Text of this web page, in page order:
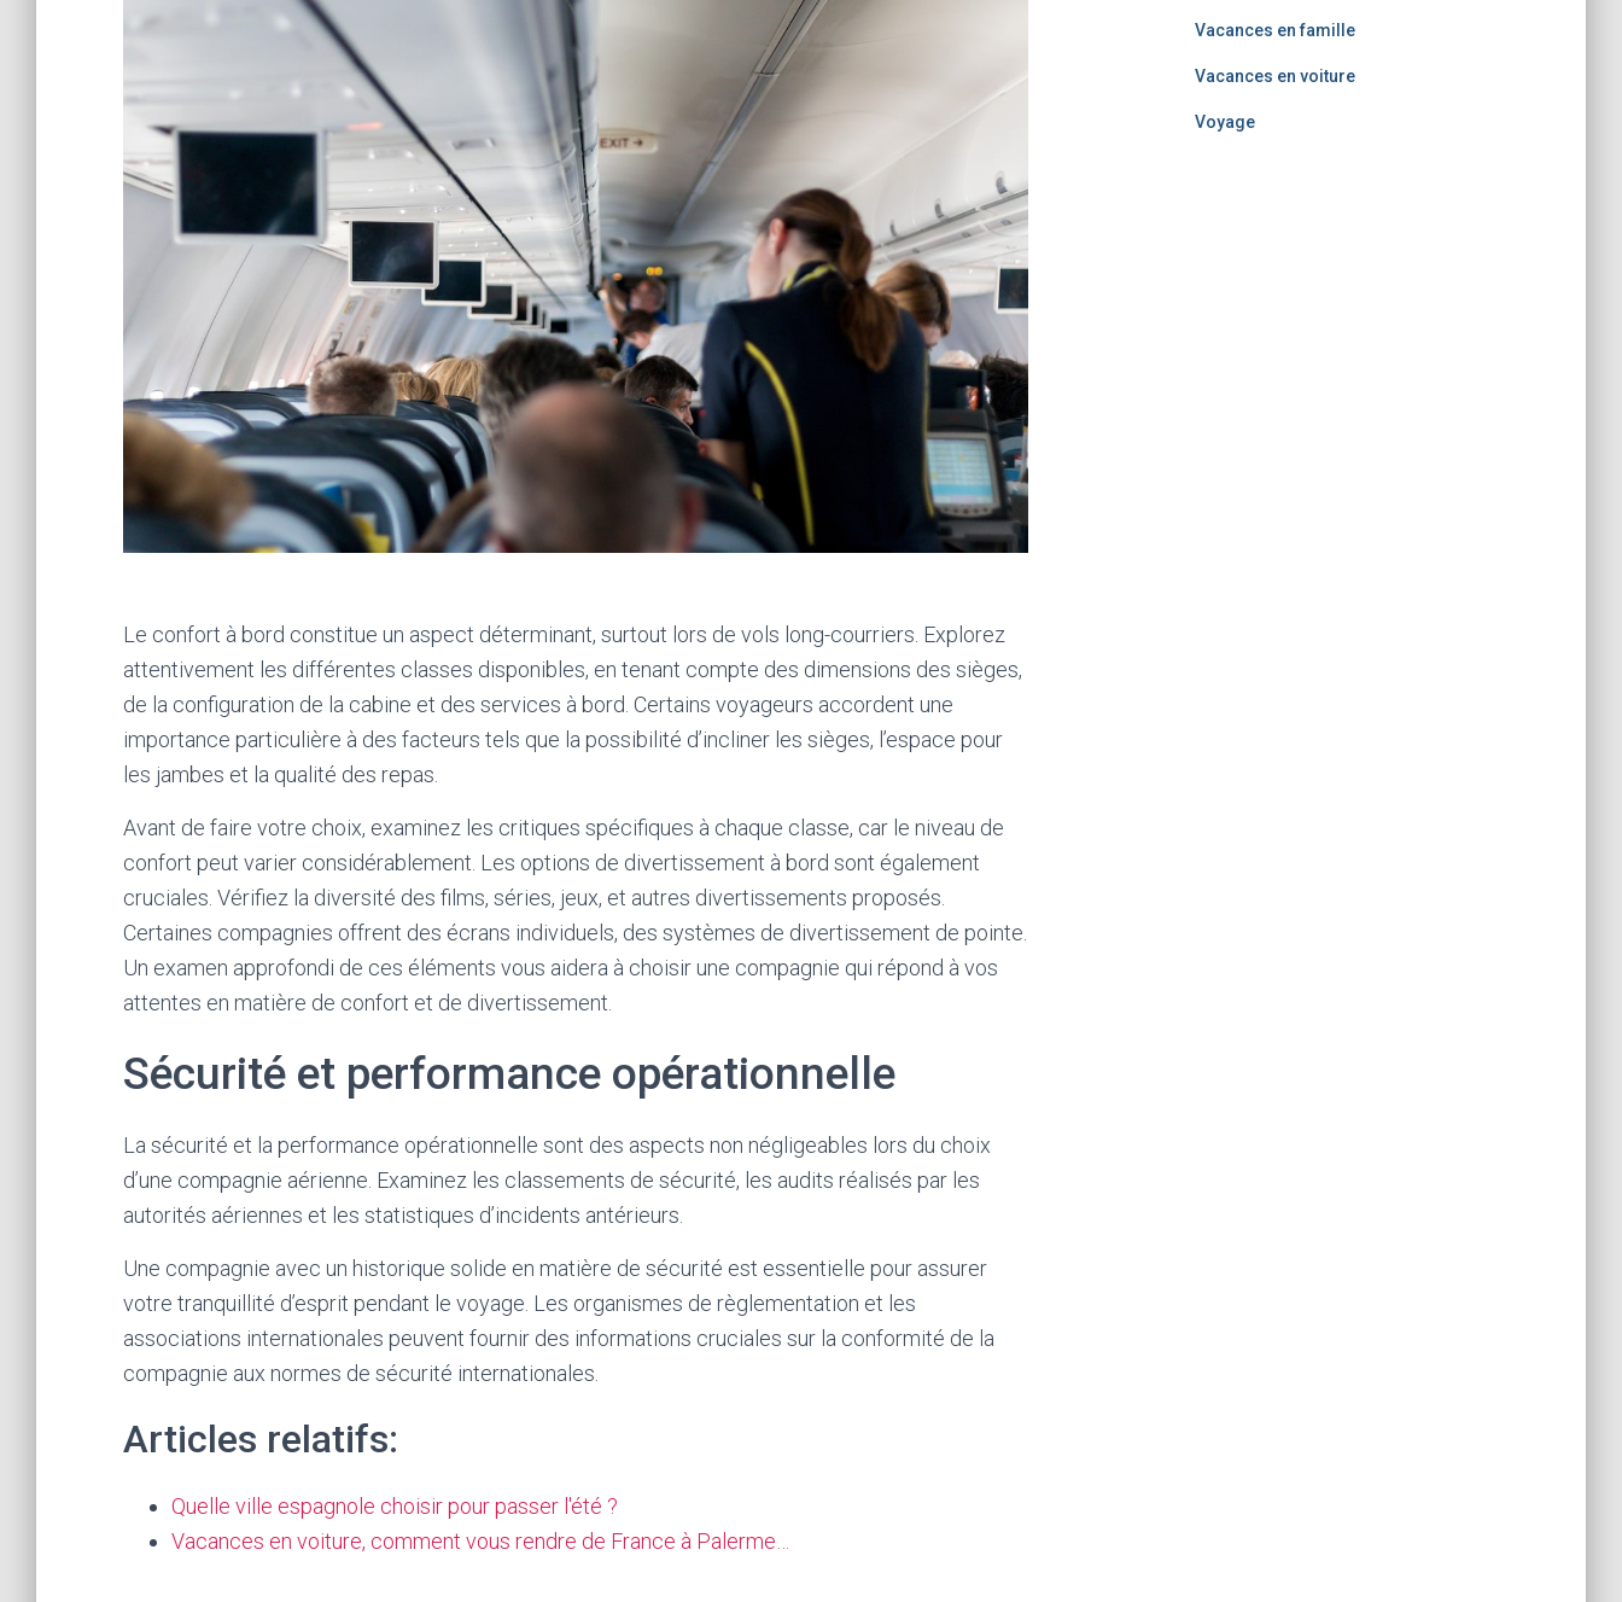
Le confort à bord constitue un aspect déterminant, surtout lors de vols long-courriers. Explorez
attentivement les différentes classes disponibles, en tenant compte des dimensions des sièges,
de la configuration de la cabine et des services à bord. Certains voyageurs accordent une
importance particulière à des facteurs tels que la possibilité d’incliner les sièges, l’espace pour
les jambes et la qualité des repas.
Avant de faire votre choix, examinez les critiques spécifiques à chaque classe, car le niveau de
confort peut varier considérablement. Les options de divertissement à bord sont également
cruciales. Vérifiez la diversité des films, séries, jeux, et autres divertissements proposés.
Certaines compagnies offrent des écrans individuels, des systèmes de divertissement de pointe.
Un examen approfondi de ces éléments vous aidera à choisir une compagnie qui répond à vos
attentes en matière de confort et de divertissement.
Sécurité et performance opérationnelle
La sécurité et la performance opérationnelle sont des aspects non négligeables lors du choix
d’une compagnie aérienne. Examinez les classements de sécurité, les audits réalisés par les
autorités aériennes et les statistiques d’incidents antérieurs.
Une compagnie avec un historique solide en matière de sécurité est essentielle pour assurer
votre tranquillité d’esprit pendant le voyage. Les organismes de règlementation et les
associations internationales peuvent fournir des informations cruciales sur la conformité de la
compagnie aux normes de sécurité internationales.
Articles relatifs:
Quelle ville espagnole choisir pour passer l'été ?
Vacances en voiture, comment vous rendre de France à Palerme…
Vacances en famille
Vacances en voiture
Voyage